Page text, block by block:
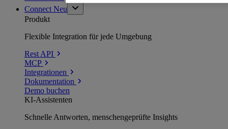
Connect Neu
Produkt
Flexible Integration für jede Umgebung
Rest API
MCP
Integrationen
Dokumentation
Demo buchen
KI-Assistenten
Schnelle Antworten, menschengeprüfte Insights